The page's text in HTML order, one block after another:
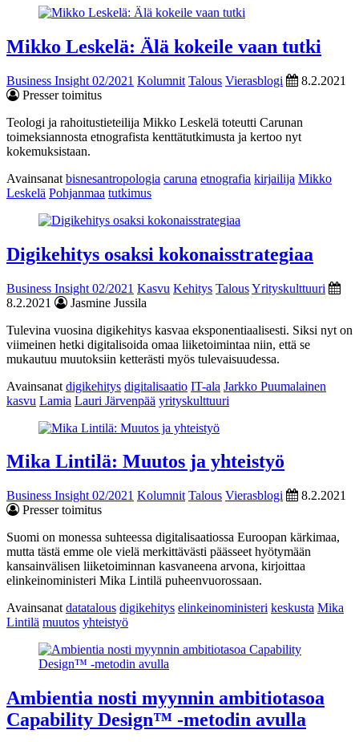
Mikko Leskelä: Älä kokeile vaan tutki
Business Insight 02/2021 Kolumnit Talous Vierasblogi
8.2.2021
Presser toimitus
Teologi ja rahoitustieteilija Mikko Leskelä toteutti Carunan
toimeksiannosta etnografista kenttätutkimusta ja kertoo nyt
kokemuksistaan.
Avainsanat bisnesantropologia caruna etnografia kirjailija Mikko
Leskelä Pohjanmaa tutkimus
Digikehitys osaksi kokonaisstrategiaa
Business Insight 02/2021 Kasvu Kehitys TalousYrityskulttuuri
8.2.2021
Jasmine Jussila
Tulevina vuosina digikehitys kasvaa eksponentiaalisesti. Siksi nyt on
viimeinen hetki digitalisoida omaa liiketoimintaa niin, että se
mukautuu muutoksiin ketterästi myös tulevaisuudessa.
Avainsanat digikehitys digitalisaatio IT-ala Jarkko Puumalainen
kasvu Lamia Lauri Järvenpää yrityskulttuuri
Mika Lintilä: Muutos ja yhteistyö
Business Insight 02/2021 Kolumnit Talous Vierasblogi
8.2.2021
Presser toimitus
Suomi on monessa suhteessa digitalisaatiossa Euroopan kärkimaa,
mutta tästä emme ole vielä merkittävästi päässeet hyötymään
kansainvälisen liiketoiminnan kasvaneena arvona, kirjoittaa
elinkeinoministeri Mika Lintilä puheenvuorossaan.
Avainsanat datatalous digikehitys elinkeinoministeri keskusta Mika
Lintilä muutos yhteistyö
Ambientia nosti myynnin ambitiotasoa
Capability Design™ -metodin avulla